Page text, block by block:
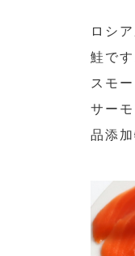
ロシ
鮭で
スモ
サー
品添